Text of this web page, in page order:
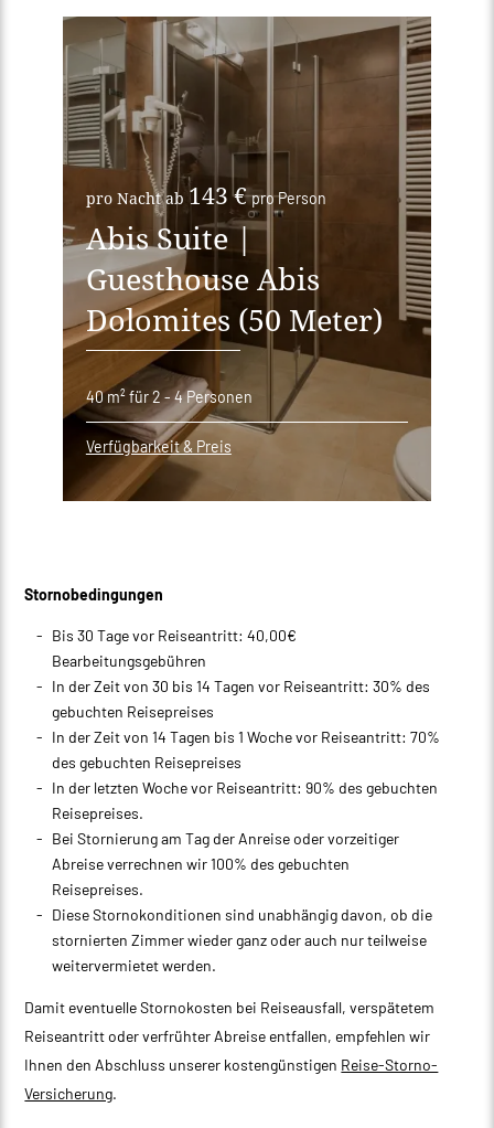
pro Nacht ab 143 € pro Person
Abis Suite |
Guesthouse Abis
Dolomites (50 Meter)
40 m²für 2 - 4 Personen
Verfügbarkeit & Preis
Stornobedingungen
Bis 30 Tage vor Reiseantritt: 40,00€
Bearbeitungsgebühren
In der Zeit von 30 bis 14 Tagen vor Reiseantritt: 30% des
gebuchten Reisepreises
In der Zeit von 14 Tagen bis 1 Woche vor Reiseantritt: 70%
des gebuchten Reisepreises
In der letzten Woche vor Reiseantritt: 90% des gebuchten
Reisepreises.
Bei Stornierung am Tag der Anreise oder vorzeitiger
Abreise verrechnen wir 100% des gebuchten
Reisepreises.
Diese Stornokonditionen sind unabhängig davon, ob die
stornierten Zimmer wieder ganz oder auch nur teilweise
weitervermietet werden.
Damit eventuelle Stornokosten bei Reiseausfall, verspätetem
Reiseantritt oder verfrühter Abreise entfallen, empfehlen wir
Ihnen den Abschluss unserer kostengünstigen Reise-Storno-
Versicherung.